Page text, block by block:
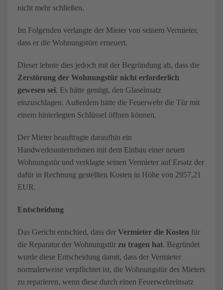
nicht mehr schließen.
Im Folgenden verlangte der Mieter von seinem Vermieter,
dass er die Wohnungstüre erneuert.
Dieser lehnte dies jedoch mit der Begründung ab, dass die
Zerstörung der Wohnungstür nicht erforderlich
gewesen sei. Es hätte genügt, den Glaseinsatz
einzuschlagen. Außerdem hätte die Feuerwehr die Tür mit
einem hinterlegten Schlüssel öffnen können.
Der Mieter beauftragte daraufhin ein
Handwerksunternehmen mit dem Einbau einer neuen
Wohnungstür und verklagte seinen Vermieter auf Ersatz der
dafür in Rechnung gestellten Kosten in Höhe von 2957,21
EUR.
Entscheidung
Das Gericht entschied, dass der Vermieter die Kosten für
die Reparatur der Wohnungstür zu tragen hat. Begründet
wurde diese Entscheidung damit, dass der Vermieter
normalerweise verpflichtet ist, die Wohnungstür des Mieters
zu reparieren, wenn diese durch einen Feuerwehreinsatz